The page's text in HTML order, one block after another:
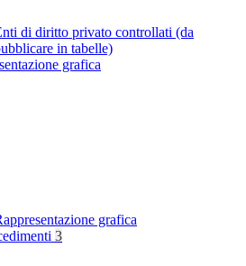
di diritto privato controllati (da
in tabelle)
grafica
grafica
3